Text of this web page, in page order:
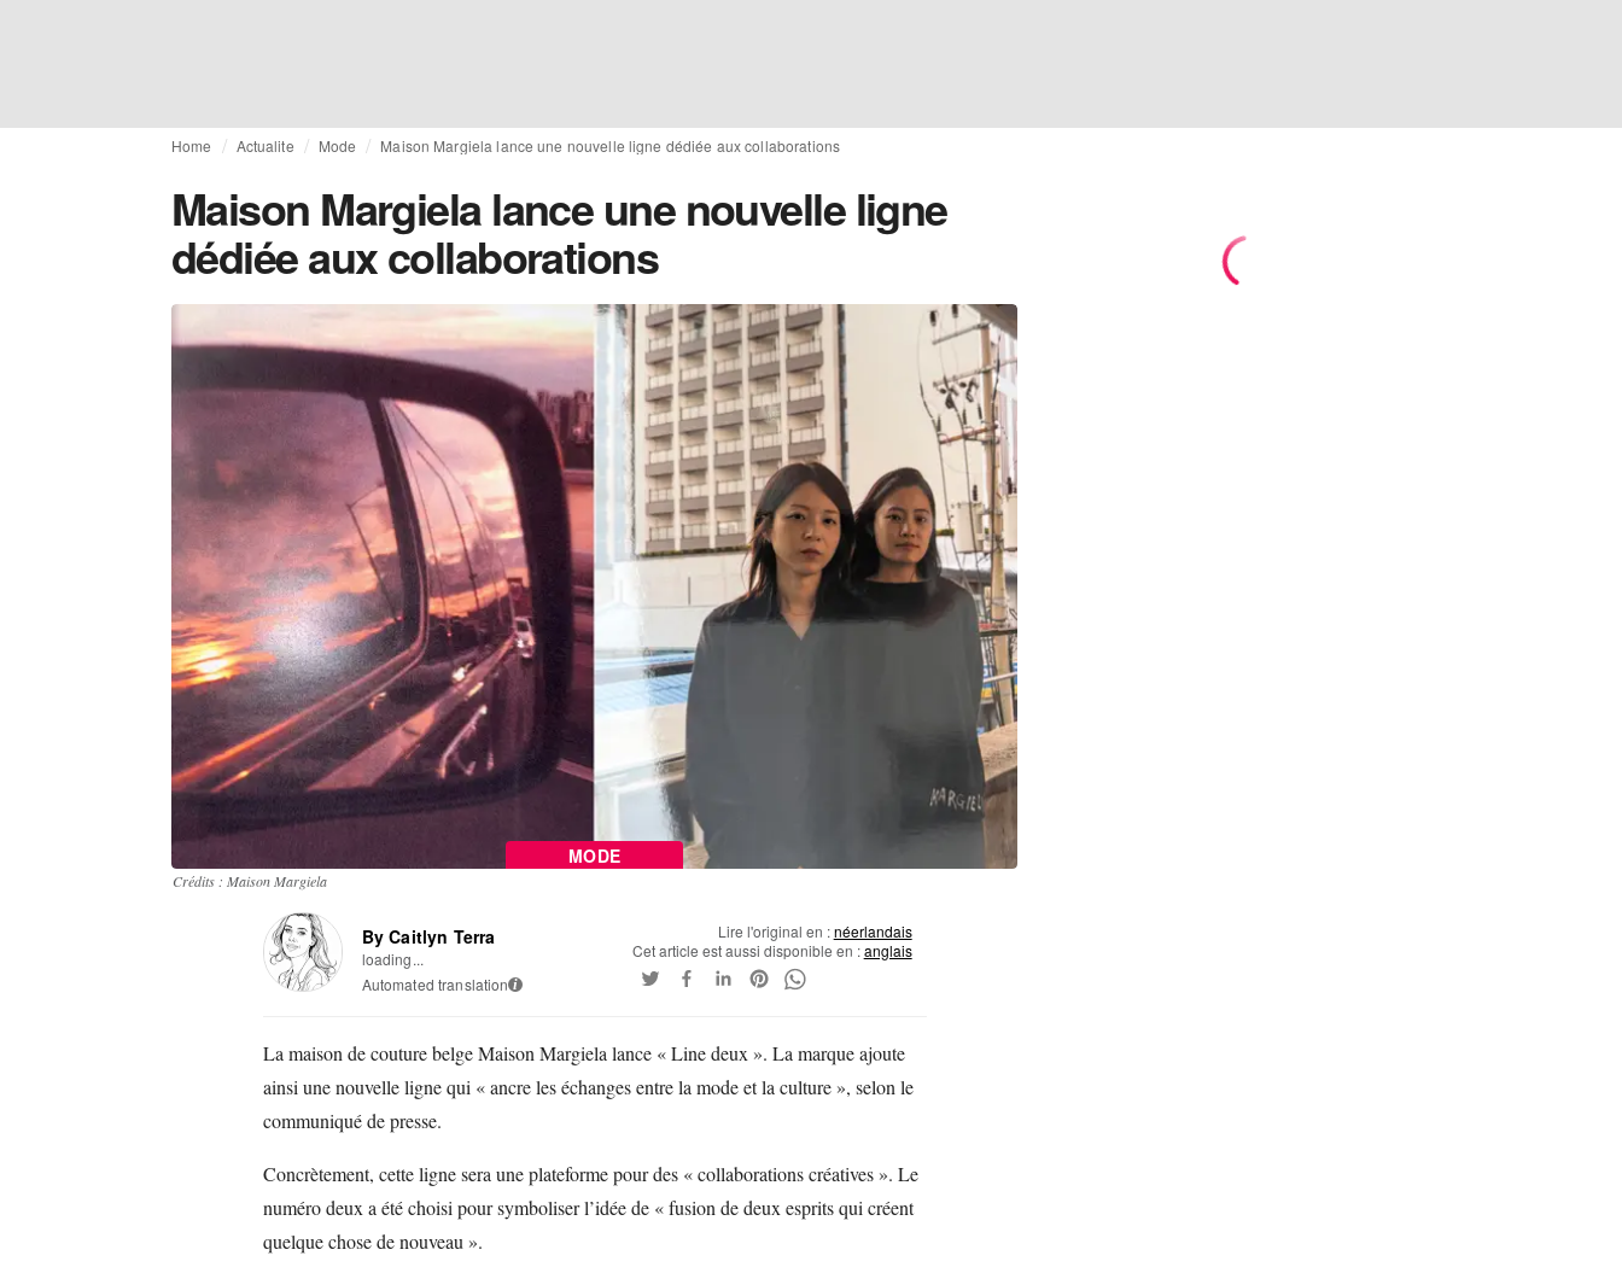
Home Actualite Mode Maison Margiela lance une nouvelle ligne dédiée aux collaborations
Maison Margiela lance une nouvelle ligne
dédiée aux collaborations
MODE
Crédits : Maison Margiela
By Caitlyn Terra
loading...
Automated translation i
Lire l'original en :néerlandais
Cet article est aussi disponible en :anglais
La maison de couture belge Maison Margiela lance « Line deux ». La marque ajoute
ainsi une nouvelle ligne qui « ancre les échanges entre la mode et la culture », selon le
communiqué de presse.
Concrètement, cette ligne sera une plateforme pour des « collaborations créatives ». Le
numéro deux a été choisi pour symboliser l’idée de « fusion de deux esprits qui créent
quelque chose de nouveau ».